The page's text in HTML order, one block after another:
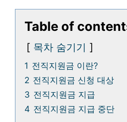
Table of
목차 숨기기
1 전직지원금 이란?
2 전직지원금 신청 대상
3 전직지원금 지급
4 전직지원금 지급 중단